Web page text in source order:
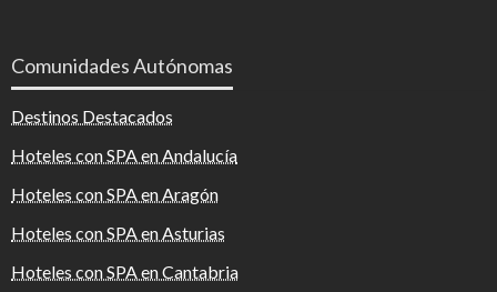
Comunidades Autónomas
Destinos Destacados
Hoteles con SPA en Andalucía
Hoteles con SPA en Aragón
Hoteles con SPA en Asturias
Hoteles con SPA en Cantabria